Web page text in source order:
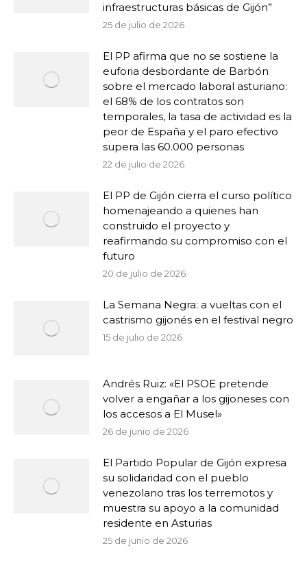
infraestructuras básicas de Gijón”
25 de julio de 2026
El PP afirma que no se sostiene la
euforia desbordante de Barbón
sobre el mercado laboral asturiano:
el 68% de los contratos son
temporales, la tasa de actividad es la
peor de España y el paro efectivo
supera las 60.000 personas
22 de julio de 2026
El PP de Gijón cierra el curso político
homenajeando a quienes han
construido el proyecto y
reafirmando su compromiso con el
futuro
20 de julio de 2026
La Semana Negra: a vueltas con el
castrismo gijonés en el festival negro
15 de julio de 2026
Andrés Ruiz: «El PSOE pretende
volver a engañar a los gijoneses con
los accesos a El Musel»
26 de junio de 2026
El Partido Popular de Gijón expresa
su solidaridad con el pueblo
venezolano tras los terremotos y
muestra su apoyo a la comunidad
residente en Asturias
25 de junio de 2026